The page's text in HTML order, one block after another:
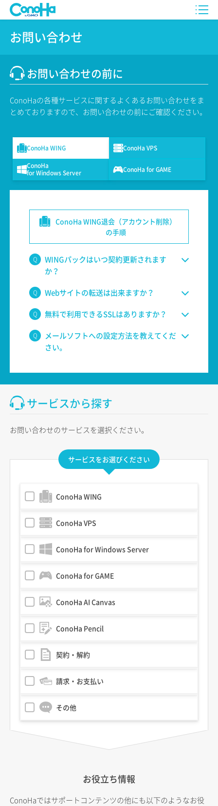
お問い合わせ
お問い合わせの前に
ConoHaの各種サービスに関するよくあるお問い合わせをま
とめておりますので、お問い合わせの前にご確認ください。
ConoHa WING ConoHa VPS
ConoHa
for Windows Server
ConoHa for GAME
ConoHa WING退会（アカウント削除）
の手順
WINGパックはいつ契約更新されます
か？
Webサイトの転送は出来ますか？
無料で利用できるSSLはありますか？
メールソフトへの設定方法を教えてくだ
さい。
サービスから探す
お問い合わせのサービスを選択ください。
サービスをお選びください
ConoHa WING
ConoHa VPS
ConoHa for Windows Server
ConoHa for GAME
ConoHa AI Canvas
ConoHa Pencil
契約・解約
請求・お支払い
その他
お役立ち情報
ConoHaではサポートコンテンツの他にも以下のようなお役